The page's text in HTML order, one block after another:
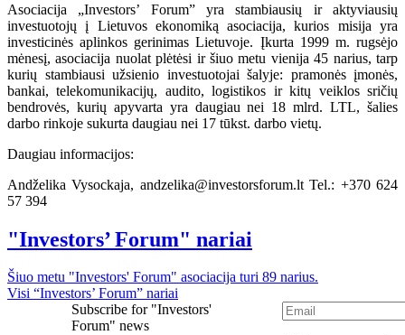
Asociacija „Investors’ Forum” yra stambiausių ir aktyviausių
investuotojų į Lietuvos ekonomiką asociacija, kurios misija yra
investicinės aplinkos gerinimas Lietuvoje. Įkurta 1999 m. rugsėjo
mėnesį, asociacija nuolat plėtėsi ir šiuo metu vienija 45 narius, tarp
kurių stambiausi užsienio investuotojai šalyje: pramonės įmonės,
bankai, telekomunikacijų, audito, logistikos ir kitų veiklos sričių
bendrovės, kurių apyvarta yra daugiau nei 18 mlrd. LTL, šalies
darbo rinkoje sukurta daugiau nei 17 tūkst. darbo vietų.
Daugiau informacijos:
Andželika Vysockaja, andzelika@investorsforum.lt Tel.: +370 624
57 394
"Investors’ Forum" nariai
Šiuo metu "Investors' Forum" asociacija turi 89 narius.
Visi “Investors’ Forum” nariai
Subscribe for "Investors'
Forum" news